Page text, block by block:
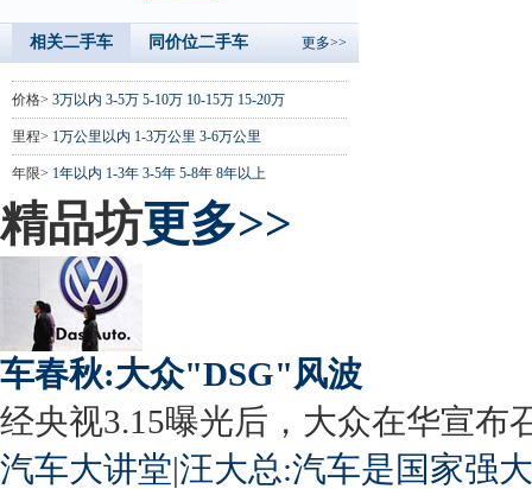
相关二手车 同价位二手车 更多>>
价格> 3万以内 3-5万 5-10万 10-15万 15-20万
里程> 1万公里以内 1-3万公里 3-6万公里
年限> 1年以内 1-3年 3-5年 5-8年 8年以上
精品坊更多>>
车春秋:大众"DSG"风波
经央视3.15曝光后，大众在华宣布
汽车大讲堂|汪大总:汽车是国家强